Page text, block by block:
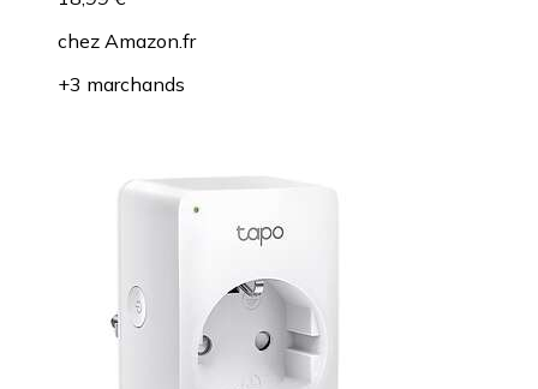
chez Amazon.fr
+3 marchands